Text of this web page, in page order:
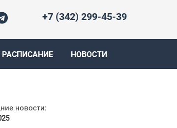
+7 (342) 299-45-39
РАСПИСАНИЕ НОВОСТИ
новости: